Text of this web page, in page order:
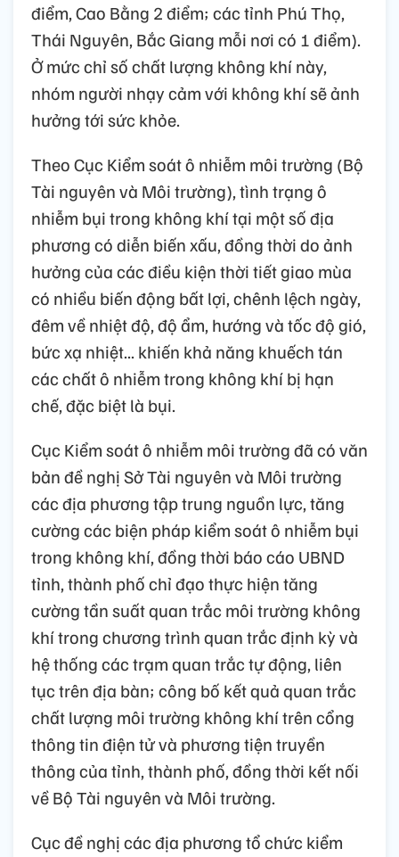
điểm, Cao Bằng 2 điểm; các tỉnh Phú Thọ,
Thái Nguyên, Bắc Giang mỗi nơi có 1 điểm).
Ở mức chỉ số chất lượng không khí này,
nhóm người nhạy cảm với không khí sẽ ảnh
hưởng tới sức khỏe.
Theo Cục Kiểm soát ô nhiễm môi trường (Bộ
Tài nguyên và Môi trường), tình trạng ô
nhiễm bụi trong không khí tại một số địa
phương có diễn biến xấu, đồng thời do ảnh
hưởng của các điều kiện thời tiết giao mùa
có nhiều biến động bất lợi, chênh lệch ngày,
đêm về nhiệt độ, độ ẩm, hướng và tốc độ gió,
bức xạ nhiệt... khiến khả năng khuếch tán
các chất ô nhiễm trong không khí bị hạn
chế, đặc biệt là bụi.
Cục Kiểm soát ô nhiễm môi trường đã có văn
bản đề nghị Sở Tài nguyên và Môi trường
các địa phương tập trung nguồn lực, tăng
cường các biện pháp kiểm soát ô nhiễm bụi
trong không khí, đồng thời báo cáo UBND
tỉnh, thành phố chỉ đạo thực hiện tăng
cường tần suất quan trắc môi trường không
khí trong chương trình quan trắc định kỳ và
hệ thống các trạm quan trắc tự động, liên
tục trên địa bàn; công bố kết quả quan trắc
chất lượng môi trường không khí trên cổng
thông tin điện tử và phương tiện truyền
thông của tỉnh, thành phố, đồng thời kết nối
về Bộ Tài nguyên và Môi trường.
Cục đề nghị các địa phương tổ chức kiểm